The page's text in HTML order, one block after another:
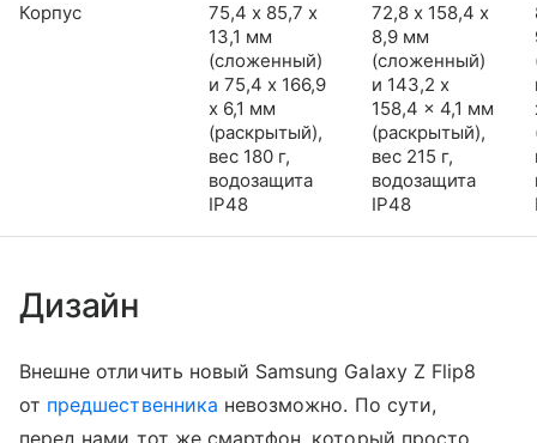
Корпус
75,4 х 85,7 х
13,1 мм
(сложенный)
и 75,4 x 166,9
x 6,1 мм
(раскрытый),
вес 180 г,
водозащита
IP48
72,8 х 158,4 х
8,9 мм
(сложенный)
и 143,2 x
158,4 x 4,1 мм
(раскрытый),
вес 215 г,
водозащита
IP48
Дизайн
Внешне отличить новый Samsung Galaxy Z Flip8
от предшественника невозможно. По сути,